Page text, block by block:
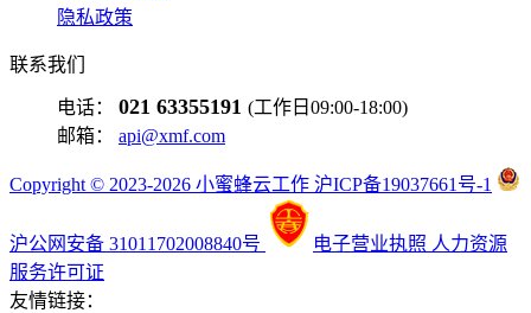
隐私政策
联系我们
电话： 021 63355191 (工作日09:00-18:00)
邮箱： api@xmf.com
Copyright © 2023-2026 小蜜蜂云工作 沪ICP备19037661号-1
沪公网安备 31011702008840号 电子营业执照 人力资源
服务许可证
友情链接：